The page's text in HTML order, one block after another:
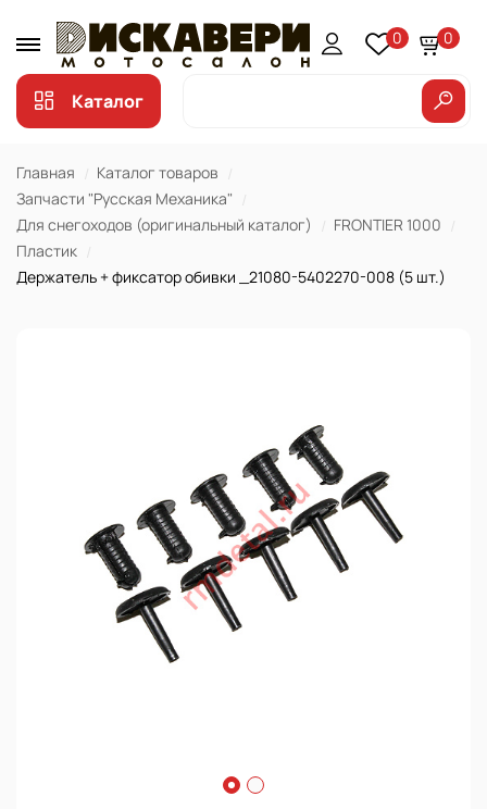
0 0
Каталог
Главная
Каталог товаров
Запчасти "Русская Механика"
Для снегоходов (оригинальный каталог)
FRONTIER 1000
Пластик
Держатель + фиксатор обивки _21080-5402270-008 (5 шт.)